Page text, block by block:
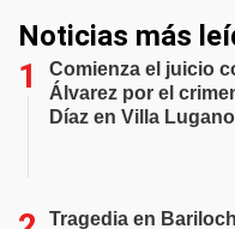
Noticias más
Comienza el juicio
Álvarez por el
Díaz en Villa Lugano
Tragedia en